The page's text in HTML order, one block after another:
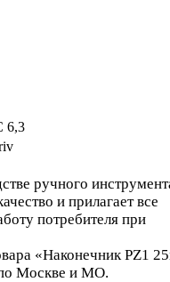
6,3
ручного
и прилагает все
потребителя при
«Наконечник PZ1
Москве и МО.